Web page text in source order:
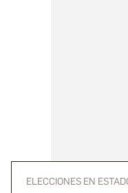
ELECCIONES EN